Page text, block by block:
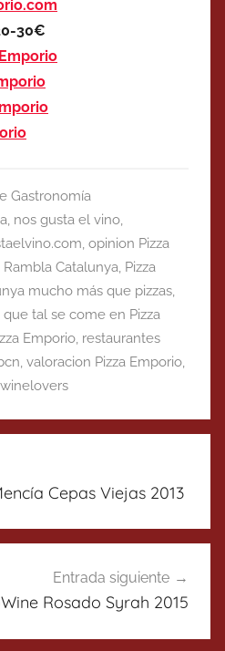
30€
Gastronomía
, nos gusta el vino,
, opinion Pizza
Rambla Catalunya, Pizza
mucho más que pizzas,
que tal se come en Pizza
Emporio, restaurantes
, valoracion Pizza Emporio,
winelovers
Cepas Viejas 2013
Entrada siguiente
Rosado Syrah 2015